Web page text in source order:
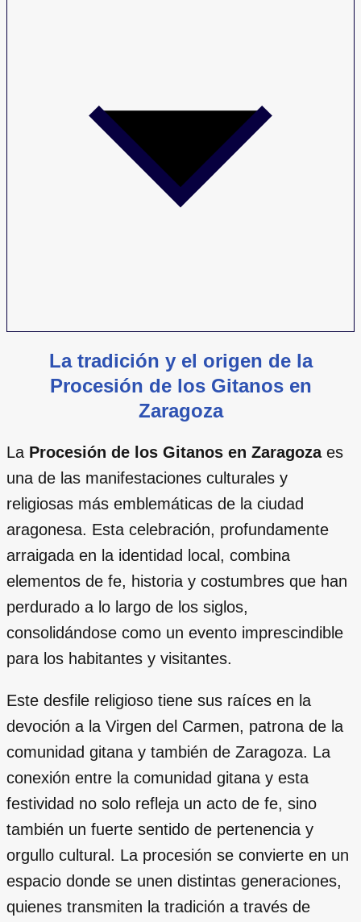
La tradición y el origen de la
Procesión de los Gitanos en
Zaragoza
La Procesión de los Gitanos en Zaragozaes
una de las manifestaciones culturales y
religiosas más emblemáticas de la ciudad
aragonesa. Esta celebración, profundamente
arraigada en la identidad local, combina
elementos de fe, historia y costumbres que han
perdurado a lo largo de los siglos,
consolidándose como un evento imprescindible
para los habitantes y visitantes.
Este desfile religioso tiene sus raíces en la
devoción a la Virgen del Carmen, patrona de la
comunidad gitana y también de Zaragoza. La
conexión entre la comunidad gitana y esta
festividad no solo refleja un acto de fe, sino
también un fuerte sentido de pertenencia y
orgullo cultural. La procesión se convierte en un
espacio donde se unen distintas generaciones,
quienes transmiten la tradición a través de